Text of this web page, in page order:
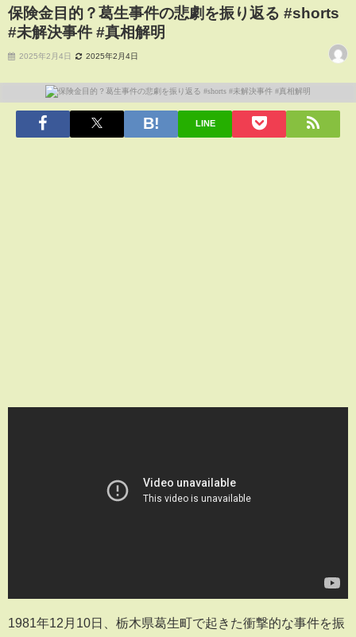
保険金目的？葛生事件の悲劇を振り返る #shorts
#未解決事件 #真相解明
2025年2月4日 2025年2月4日
LINE
1981年12月10日、栃木県葛生町で起きた衝撃的な事件を振